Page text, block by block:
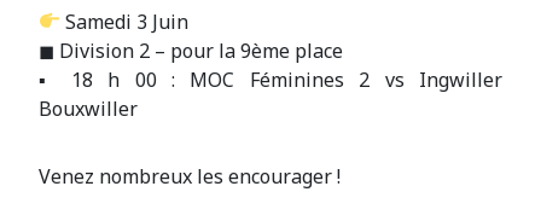
Samedi 3 Juin
◼ Division 2 – pour la 9ème place
▪ 18 h 00 : MOC Féminines 2 vs Ingwiller
Bouxwiller
Venez nombreux les encourager !